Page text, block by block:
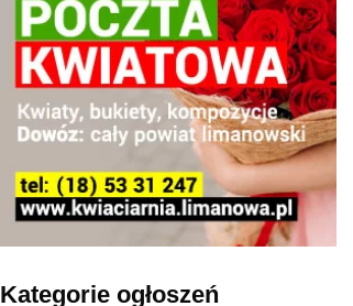
Kategorie ogłoszeń